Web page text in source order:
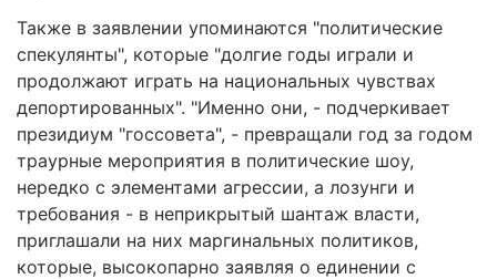
Также в заявлении упоминаются "политические
спекулянты", которые "долгие годы играли и
продолжают играть на национальных чувствах
депортированных". "Именно они, - подчеркивает
президиум "госсовета", - превращали год за годом
траурные мероприятия в политические шоу,
нередко с элементами агрессии, а лозунги и
требования - в неприкрытый шантаж власти,
приглашали на них маргинальных политиков,
которые, высокопарно заявляя о единении с